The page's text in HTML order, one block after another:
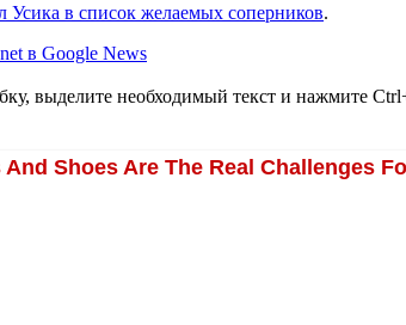
в список желаемых соперников.
в Google News
выделите необходимый текст и нажмите